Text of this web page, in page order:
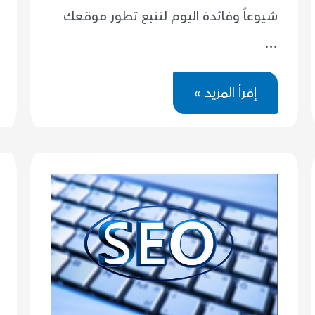
شيوعاً وفائدة اليوم لتتبع تطور موقعك
…
كيف
تستخدم
ادوات
بإحترافية
إقرأ المزيد »